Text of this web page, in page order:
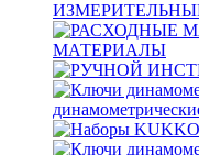
МАТЕРИАЛЫ